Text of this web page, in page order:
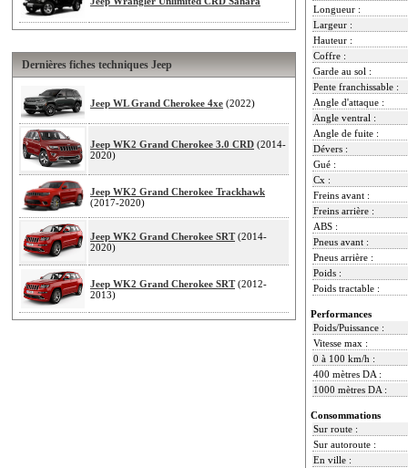
Dernières fiches techniques Jeep
Jeep WL Grand Cherokee 4xe (2022)
Jeep WK2 Grand Cherokee 3.0 CRD (2014-
2020)
Jeep WK2 Grand Cherokee Trackhawk
(2017-2020)
Jeep WK2 Grand Cherokee SRT(2014-
2020)
Jeep WK2 Grand Cherokee SRT(2012-
2013)
Longueur :
Largeur :
Hauteur :
Coffre :
Garde au sol :
Pente franchissable :
Angle d'attaque :
Angle ventral :
Angle de fuite :
Dévers :
Gué :
Cx :
Freins avant :
Freins arrière :
ABS :
Pneus avant :
Pneus arrière :
Poids :
Poids tractable :
Performances
Poids/Puissance :
Vitesse max :
0 à 100 km/h :
400 mètres DA :
1000 mètres DA :
Consommations
Sur route :
Sur autoroute :
En ville :